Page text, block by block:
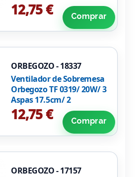
12,75 € Comprar
ORBEGOZO - 18337
Ventilador de Sobremesa
Orbegozo TF 0319/ 20W/ 3
Aspas 17.5cm/ 2
velocidades
12,75 € Comprar
ORBEGOZO - 17157